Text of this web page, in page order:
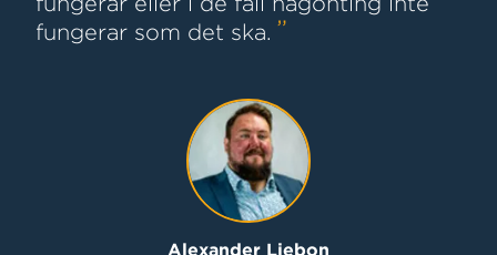
fungerar som det ska.
Alexander Liebon